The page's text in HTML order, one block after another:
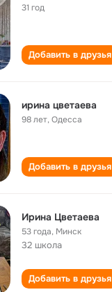
31 год
Добавить в друзья
ирина цветаева
98 лет,Одесса
Добавить в друзья
Ирина Цветаева
53 года, Минск
32 школа
Добавить в друзья